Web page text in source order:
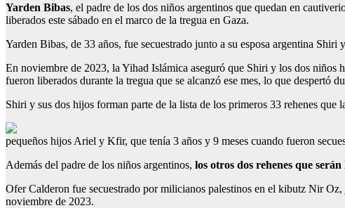
Yarden Bibas, el padre de los dos niños argentinos que quedan en
liberados este sábado en el marco de la tregua en Gaza.
Yarden Bibas, de 33 años, fue secuestrado junto a su esposa argentina
En noviembre de 2023, la Yihad Islámica aseguró que Shiri y los dos
fueron liberados durante la tregua que se alcanzó ese mes, lo que despertó
Shiri y sus dos hijos forman parte de la lista de los primeros 33 rehenes que
pequeños hijos Ariel y Kfir, que tenía 3 años y 9 meses cuando fueron
Además del padre de los niños argentinos, los otros dos rehenes que
Ofer Calderon fue secuestrado por milicianos palestinos en el kibutz Nir
noviembre de 2023.